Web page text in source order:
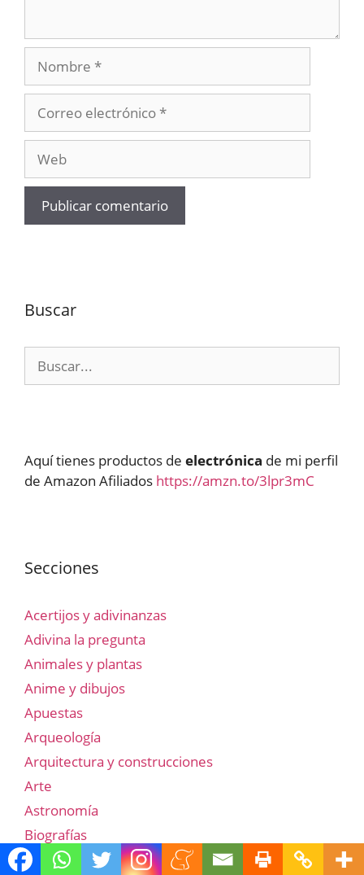
Nombre
electrónico
Buscar
Aquí tienes productos de electrónica de mi perfil
de Amazon Afiliados https://amzn.to/3lpr3mC
Secciones
Acertijos y adivinanzas
Adivina la pregunta
Animales y plantas
Anime y dibujos
Apuestas
Arqueología
Arquitectura y construcciones
Arte
Astronomía
Biografías
Blogger